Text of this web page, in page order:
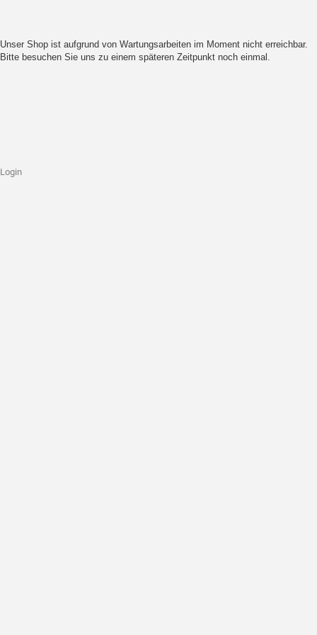
Unser Shop ist aufgrund von Wartungsarbeiten im Moment nicht erreichbar.
Bitte besuchen Sie uns zu einem späteren Zeitpunkt noch einmal.
Login